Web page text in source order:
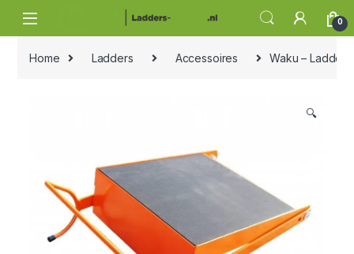
0
Home Ladders Accessoires Waku –
🔍